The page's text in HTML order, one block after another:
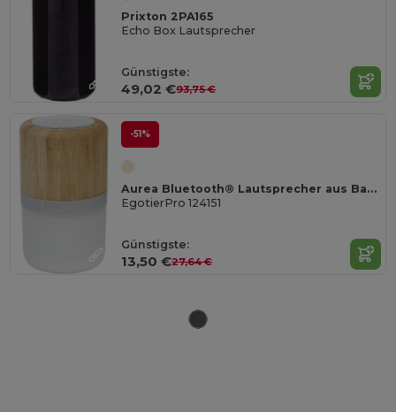
Prixton 2PA165
Echo Box Lautsprecher
Günstigste:
49,02 €93,75 €
-51%
Aurea Bluetooth® Lautsprecher aus Bambus mit Licht
EgotierPro 124151
Günstigste:
13,50 €27,64 €